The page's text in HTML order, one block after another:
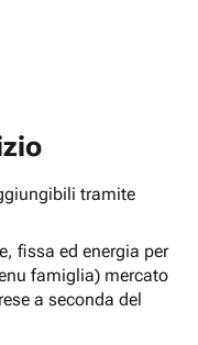
tramite
fissa ed energia per
famiglia) mercato
a seconda del